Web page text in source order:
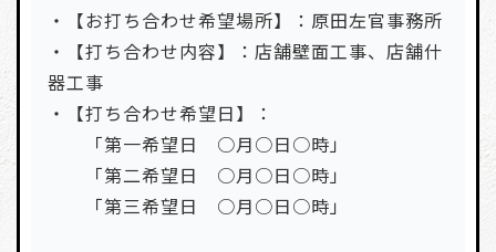
・【お打ち合わせ希望場所】：原田左官事務所
・【打ち合わせ内容】：店舗壁面工事、店舗什
器工事
・【打ち合わせ希望日】：
「第一希望日 ○月○日○時」
「第二希望日 ○月○日○時」
「第三希望日 ○月○日○時」